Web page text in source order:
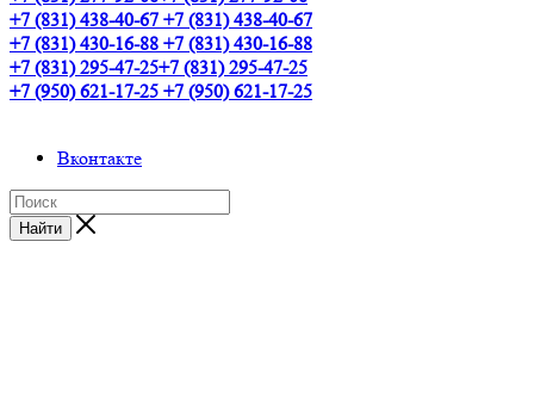
+7 (831) 438-40-67 +7 (831) 438-40-67
+7 (831) 430-16-88 +7 (831) 430-16-88
+7 (831) 295-47-25+7 (831) 295-47-25
+7 (950) 621-17-25 +7 (950) 621-17-25
Вконтакте
Найти